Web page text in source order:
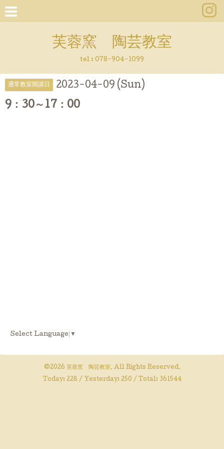
芙蓉窯 陶芸教室
tel : 078-904-1099
通常教室開講日 2023-04-09 (Sun)
9：30～17：00
Select Language ▼
©2026 芙蓉窯 陶芸教室. All Rights Reserved.
Today: 228 / Yesterday: 250 / Total: 361544